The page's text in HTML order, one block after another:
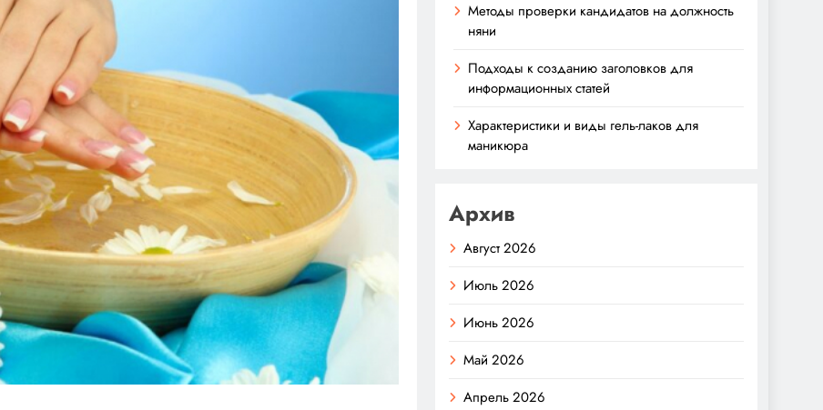
Методы проверки кандидатов на должность
няни
Подходы к созданию заголовков для
информационных статей
Характеристики и виды гель-лаков для
маникюра
Архив
Август 2026
Июль 2026
Июнь 2026
Май 2026
Апрель 2026